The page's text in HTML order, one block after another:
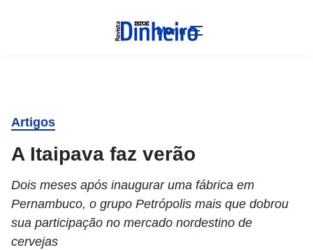
Menu
Artigos
A Itaipava faz verão
Dois meses após inaugurar uma fábrica em
Pernambuco, o grupo Petrópolis mais que dobrou
sua participação no mercado nordestino de
cervejas